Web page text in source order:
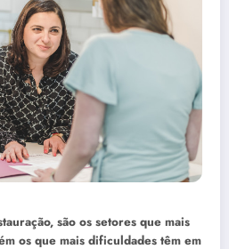
são os setores que mais
os que mais dificuldades têm em